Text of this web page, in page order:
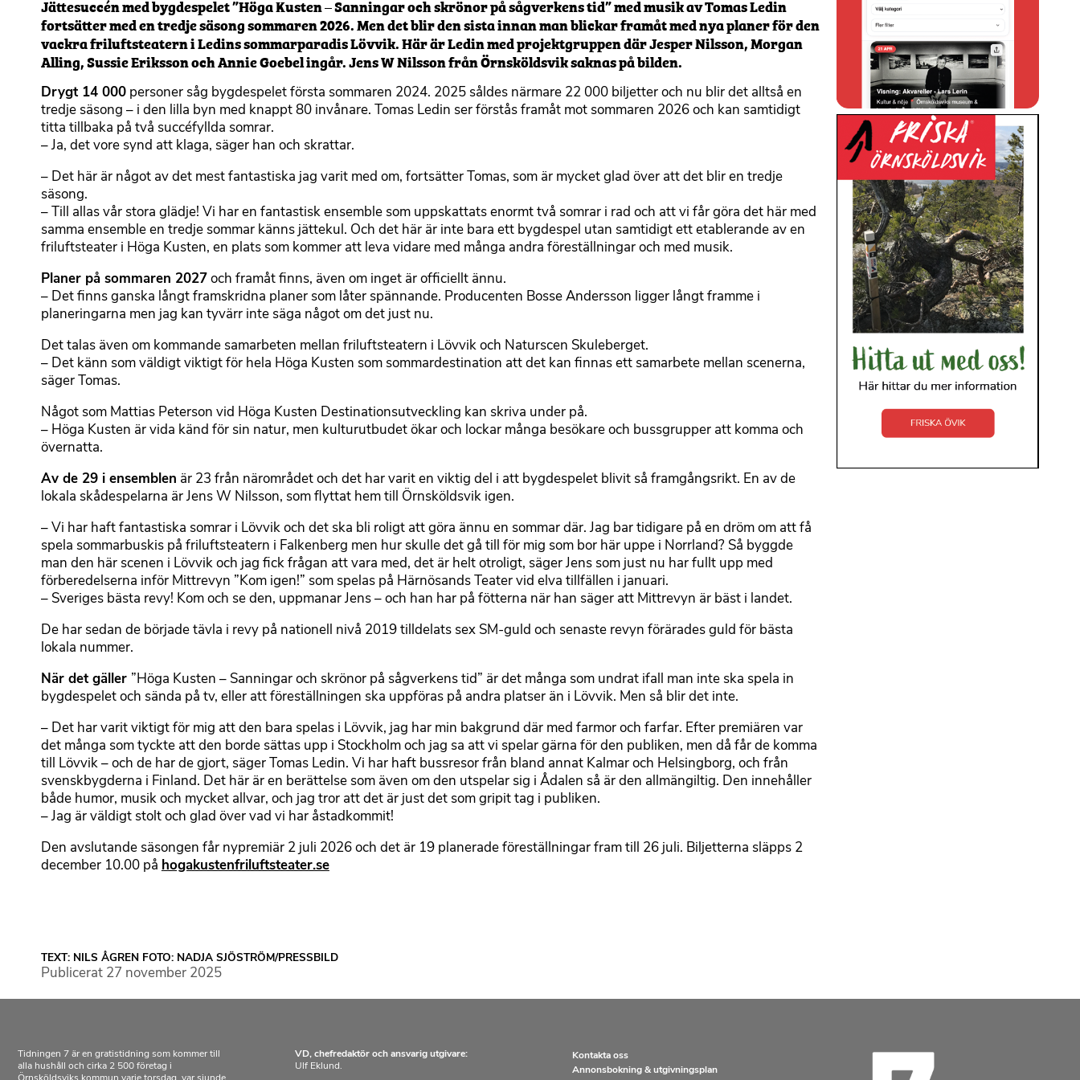
Jättesuccén med bygdespelet ”Höga Kusten – Sanningar och skrönor på sågverkens tid” med musik av Tomas Ledin
fortsätter med en tredje säsong sommaren 2026. Men det blir den sista innan man blickar framåt med nya planer för den
vackra friluftsteatern i Ledins sommarparadis Lövvik. Här är Ledin med projektgruppen där Jesper Nilsson, Morgan
Alling, Sussie Eriksson och Annie Goebel ingår. Jens W Nilsson från Örnsköldsvik saknas på bilden.
Drygt 14 000personer såg bygdespelet första sommaren 2024. 2025 såldes närmare 22 000 biljetter och nu blir det alltså en
tredje säsong – i den lilla byn med knappt 80 invånare. Tomas Ledin ser förstås framåt mot sommaren 2026 och kan samtidigt
titta tillbaka på två succéfyllda somrar.
– Ja, det vore synd att klaga, säger han och skrattar.
– Det här är något av det mest fantastiska jag varit med om, fortsätter Tomas, som är mycket glad över att det blir en tredje
säsong.
– Till allas vår stora glädje! Vi har en fantastisk ensemble som uppskattats enormt två somrar i rad och att vi får göra det här med
samma ensemble en tredje sommar känns jättekul. Och det här är inte bara ett bygdespel utan samtidigt ett etablerande av en
friluftsteater i Höga Kusten, en plats som kommer att leva vidare med många andra föreställningar och med musik.
Planer på sommaren 2027 och framåt finns, även om inget är officiellt ännu.
– Det finns ganska långt framskridna planer som låter spännande. Producenten Bosse Andersson ligger långt framme i
planeringarna men jag kan tyvärr inte säga något om det just nu.
Det talas även om kommande samarbeten mellan friluftsteatern i Lövvik och Naturscen Skuleberget.
– Det känn som väldigt viktigt för hela Höga Kusten som sommardestination att det kan finnas ett samarbete mellan scenerna,
säger Tomas.
Något som Mattias Peterson vid Höga Kusten Destinationsutveckling kan skriva under på.
– Höga Kusten är vida känd för sin natur, men kulturutbudet ökar och lockar många besökare och bussgrupper att komma och
övernatta.
Av de 29 i ensemblen är 23 från närområdet och det har varit en viktig del i att bygdespelet blivit så framgångsrikt. En av de
lokala skådespelarna är Jens W Nilsson, som flyttat hem till Örnsköldsvik igen.
– Vi har haft fantastiska somrar i Lövvik och det ska bli roligt att göra ännu en sommar där. Jag bar tidigare på en dröm om att få
spela sommarbuskis på friluftsteatern i Falkenberg men hur skulle det gå till för mig som bor här uppe i Norrland? Så byggde
man den här scenen i Lövvik och jag fick frågan att vara med, det är helt otroligt, säger Jens som just nu har fullt upp med
förberedelserna inför Mittrevyn ”Kom igen!” som spelas på Härnösands Teater vid elva tillfällen i januari.
– Sveriges bästa revy! Kom och se den, uppmanar Jens – och han har på fötterna när han säger att Mittrevyn är bäst i landet.
De har sedan de började tävla i revy på nationell nivå 2019 tilldelats sex SM-guld och senaste revyn förärades guld för bästa
lokala nummer.
När det gäller ”Höga Kusten – Sanningar och skrönor på sågverkens tid” är det många som undrat ifall man inte ska spela in
bygdespelet och sända på tv, eller att föreställningen ska uppföras på andra platser än i Lövvik. Men så blir det inte.
– Det har varit viktigt för mig att den bara spelas i Lövvik, jag har min bakgrund där med farmor och farfar. Efter premiären var
det många som tyckte att den borde sättas upp i Stockholm och jag sa att vi spelar gärna för den publiken, men då får de komma
till Lövvik – och de har de gjort, säger Tomas Ledin. Vi har haft bussresor från bland annat Kalmar och Helsingborg, och från
svenskbygderna i Finland. Det här är en berättelse som även om den utspelar sig i Ådalen så är den allmängiltig. Den innehåller
både humor, musik och mycket allvar, och jag tror att det är just det som gripit tag i publiken.
– Jag är väldigt stolt och glad över vad vi har åstadkommit!
Den avslutande säsongen får nypremiär 2 juli 2026 och det är 19 planerade föreställningar fram till 26 juli. Biljetterna släpps 2
december 10.00 på hogakustenfriluftsteater.se
TEXT: NILS ÅGREN FOTO: NADJA SJÖSTRÖM/PRESSBILD
Publicerat 27 november 2025
Tidningen 7 är en gratistidning som kommer till
alla hushåll och cirka 2 500 företag i
VD, chefredaktör och ansvarig utgivare:
Ulf Eklund.
Kontakta oss
Annonsbokning & utgivningsplan